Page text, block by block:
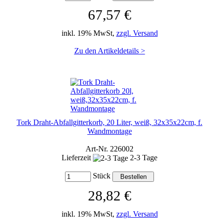
67,57 €
inkl. 19% MwSt, zzgl. Versand
Zu den Artikeldetails >
Tork Draht-Abfallgitterkorb, 20 Liter, weiß, 32x35x22cm, f.
Wandmontage
Art-Nr. 226002
Lieferzeit
2-3 Tage
Stück
28,82 €
inkl. 19% MwSt, zzgl. Versand